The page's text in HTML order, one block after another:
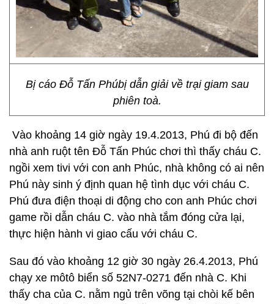
Bị cáo Đỗ Tấn Phúbị dẫn giải về trại giam sau
phiên toà.
Vào khoảng 14 giờ ngày 19.4.2013, Phú đi bộ đến
nhà anh ruột tên Đỗ Tấn Phúc chơi thì thấy cháu C.
ngồi xem tivi với con anh Phúc, nhà không có ai nên
Phú này sinh ý định quan hệ tình dục với cháu C.
Phú đưa điện thoại di động cho con anh Phúc chơi
game rồi dẫn cháu C. vào nhà tắm đóng cửa lại,
thực hiện hành vi giao cấu với cháu C.
Sau đó vào khoảng 12 giờ 30 ngày 26.4.2013, Phú
chạy xe môtô biển số 52N7-0271 đến nhà C. Khi
thấy cha của C. nằm ngủ trên võng tại chòi kế bên